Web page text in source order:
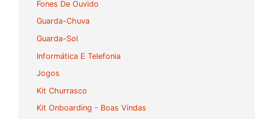
Fones De Ouvido
Guarda-Chuva
Guarda-Sol
Informática E Telefonia
Jogos
Kit Churrasco
Kit Onboarding - Boas Vindas